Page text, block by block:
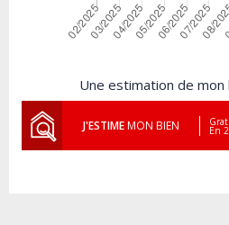
Une estimation de mon
J'ESTIMEMON BIEN En